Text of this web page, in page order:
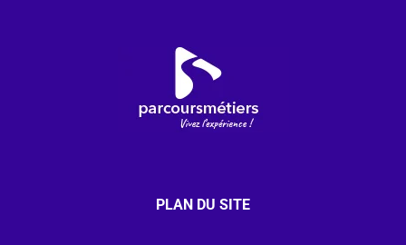
PLAN DU SITE